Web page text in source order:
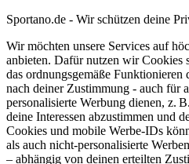
Sportano.de - Wir schützen deine
Wir möchten unsere Services auf
anbieten. Dafür nutzen wir Cookies
das ordnungsgemäße Funktionieren
nach deiner Zustimmung - auch für
personalisierte Werbung dienen, z.
deine Interessen abzustimmen und
Cookies und mobile Werbe-IDs
als auch nicht-personalisierte
– abhängig von deinen erteilten